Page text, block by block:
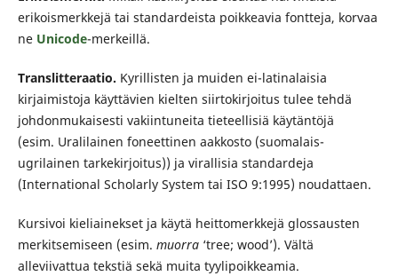
erikoismerkkejä tai standardeista poikkeavia fontteja, korvaa
ne Unicode-merkeillä.
Translitteraatio. Kyrillisten ja muiden ei-latinalaisia
kirjaimistoja käyttävien kielten siirtokirjoitus tulee tehdä
johdonmukaisesti vakiintuneita tieteellisiä käytäntöjä
(esim. Uralilainen foneettinen aakkosto (suomalais-
ugrilainen tarkekirjoitus)) ja virallisia standardeja
(International Scholarly System tai ISO 9:1995) noudattaen.
Kursivoi kieliainekset ja käytä heittomerkkejä glossausten
merkitsemiseen (esim. muorra ‘tree; wood’). Vältä
alleviivattua tekstiä sekä muita tyylipoikkeamia.